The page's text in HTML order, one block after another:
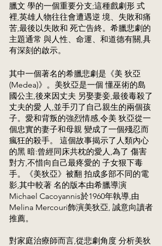
臘文 學的一個重要分支;這種戲劇形 式
裡,英雄人物往往會遭遇逆 境、失敗和痛
苦,最後以失敗和 死亡告終。希臘悲劇的
主題通常 與人性、命運、和道德有關,具
有深刻的啟示。
其中一個著名的希臘悲劇是《美 狄亞
(Medea)》。美狄亞是一個 懂巫術的島
國公主,後來因丈夫 另娶妻妾,最後毒殺了
丈夫的愛 人,並手刃了自己親生的兩個孩
子。愛和背叛的強烈情感,令美 狄亞從一
個忠實的妻子和母親 變成了一個殘忍而
瘋狂的殺手。 這個故事揭示了人類內心
的黑 暗:曾經同床共枕的愛人,為了 傷害
對方,不惜向自己最疼愛的 子女狠下毒
手。《美狄亞》被翻 拍成多部不同的電
影,其中較著 名的版本由希臘導演
Michael Cacoyannis於1960年執導,由
Melina Mercouri飾演美狄亞, 誠意向讀者
推薦。
對家庭治療師而言,從悲劇角度 分析美狄